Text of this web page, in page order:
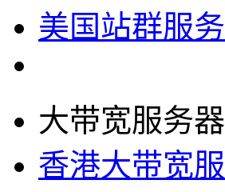
美国站群服
大带宽服务器
香港大带宽